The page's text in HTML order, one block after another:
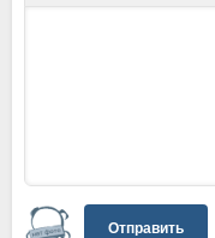
Отправить